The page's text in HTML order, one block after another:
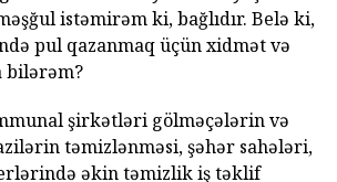
istəmirəm ki, bağlıdır. Belə ki,
pul qazanmaq üçün xidmət və
bilərəm?
şirkətləri gölməçələrin və
təmizlənməsi, şəhər sahələri,
əkin təmizlik iş təklif